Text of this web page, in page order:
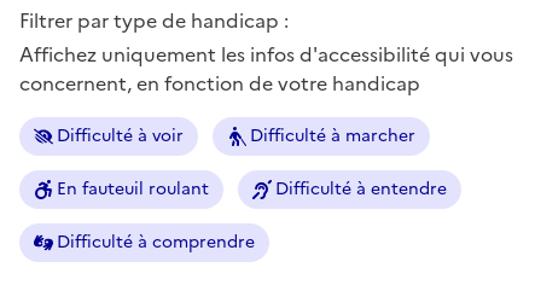
Filtrer par type de handicap :
Affichez uniquement les infos d'accessibilité qui vous
concernent, en fonction de votre handicap
Difficulté à voir Difficulté à marcher
En fauteuil roulant Difficulté à entendre
Difficulté à comprendre